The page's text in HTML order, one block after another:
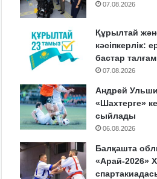
07.08.2026
Құрылтай
кәсіпкерлік:
бастар талғам
07.08.2026
Андрей
«Шахтерге»
сыйлады
06.08.2026
Балқашта
«Арай-2026»